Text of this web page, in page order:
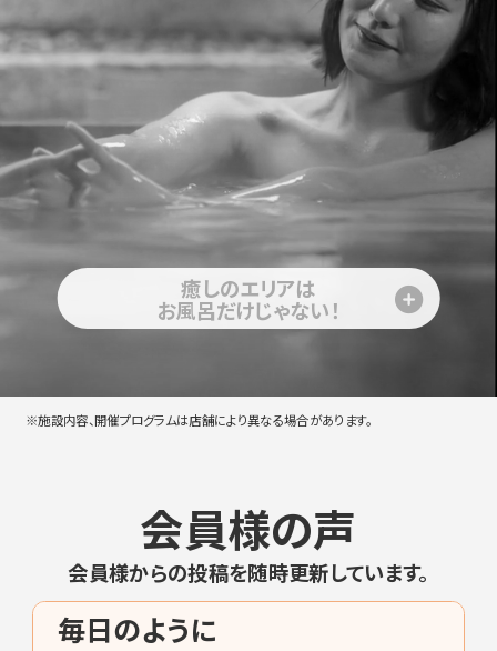
癒しのエリアは
お風呂だけじゃない！
※施設内容、開催プログラムは店舗により異なる場合があります。
会員様の声
会員様からの投稿を随時更新しています。
毎日のように